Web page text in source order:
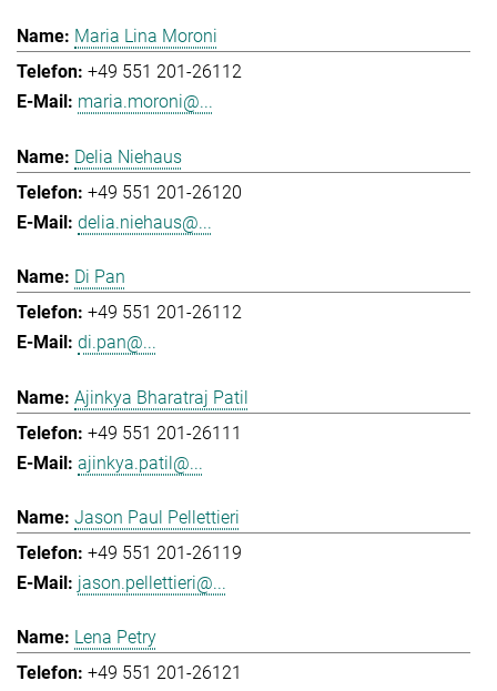
Maria Lina Moroni
+49 551 201-26112
maria.moroni@...
Delia Niehaus
+49 551 201-26120
delia.niehaus@...
Di Pan
+49 551 201-26112
di.pan@...
Ajinkya Bharatraj Patil
+49 551 201-26111
ajinkya.patil@...
Jason Paul Pellettieri
+49 551 201-26119
jason.pellettieri@...
Lena Petry
+49 551 201-26121